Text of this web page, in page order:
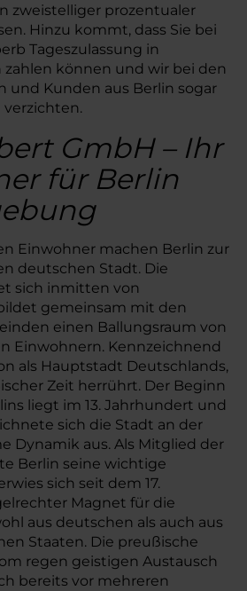
zweistelliger prozentualer
Hinzu kommt, dass Sie bei
Tageszulassung in
können und wir bei den
und Kunden aus Berlin sogar
verzichten.
GmbH – Ihr
für Berlin
Einwohner machen Berlin zur
deutschen Stadt. Die
sich inmitten von
gemeinsam mit den
einen Ballungsraum von
Einwohnern. Kennzeichnend
als Hauptstadt Deutschlands,
Zeit herrührt. Der Beginn
liegt im 13. Jahrhundert und
sich die Stadt an der
Dynamik aus. Als Mitglied der
Berlin seine wichtige
sich seit dem 17.
Magnet für die
aus deutschen als auch aus
Staaten. Die preußische
regen geistigen Austausch
bereits vor mehreren